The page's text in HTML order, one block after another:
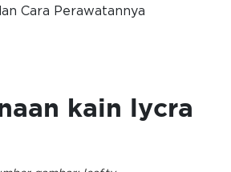
Cara Perawatannya
kain lycra